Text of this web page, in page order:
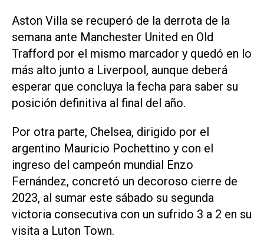
Aston Villa se recuperó de la derrota de la
semana ante Manchester United en Old
Trafford por el mismo marcador y quedó en lo
más alto junto a Liverpool, aunque deberá
esperar que concluya la fecha para saber su
posición definitiva al final del año.
Por otra parte, Chelsea, dirigido por el
argentino Mauricio Pochettino y con el
ingreso del campeón mundial Enzo
Fernández, concretó un decoroso cierre de
2023, al sumar este sábado su segunda
victoria consecutiva con un sufrido 3 a 2 en su
visita a Luton Town.